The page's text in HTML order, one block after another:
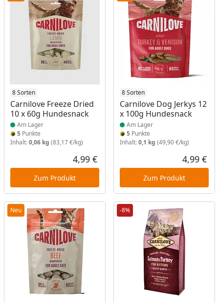
8 Sorten
Carnilove Freeze Dried
10 x 60g Hundesnack
Produkt am Lager
Am Lager
5 Punkte
Inhalt:0,06 kg (83,17 €/kg)
Aktueller Preis
4,99 €
Zum Produkt
8 Sorten
Carnilove Dog Jerkys 12
x 100g Hundesnack
Produkt am Lager
Am Lager
5Punkte
Inhalt:0,1 kg (49,90 €/kg)
4,99 €
Zum Produkt
Neu -8%